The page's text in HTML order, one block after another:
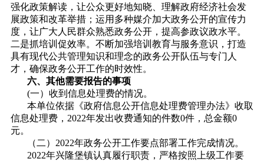
强化政策解读，让公众更好地知晓、理解政府经济社会发
展政策和改革举措；运用多种媒介加大政务公开的宣传力
度，让广大人民群众熟悉政务公开，提高参政议政水平。
二是抓培训促效率。不断加强培训教育与服务意识，打造
具有现代公共管理知识和理念的政务公开队伍与专门人
才，确保政务公开工作的时效性。
六、其他需要报告的事项
(一）收到信息处理费的情况。
本单位依据《政府信息公开信息处理费管理办法》收取
信息处理费，2022年发出收费通知的件数0件，总金额0
元。
（二）2022年政务公开工作要点部署工作完成情况。
2022年兴隆堡镇认真履行职责，严格按照上级工作要